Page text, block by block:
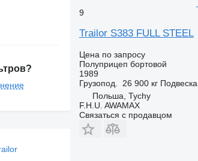
9
Trailor S383 FULL STEEL
Цена по запросу
Полуприцеп бортовой
1989
Грузопод.
26 900 кг Подвеска
Польша, Tychy
F.H.U. AWAMAX
Связаться с продавцом